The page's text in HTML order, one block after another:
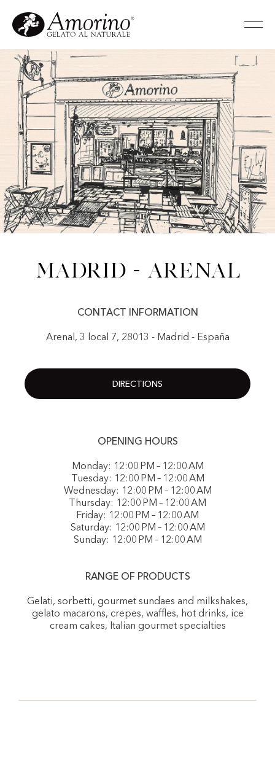
Madrid - Arenal
CONTACT INFORMATION
Arenal, 3 local 7, 28013 - Madrid - España
DIRECTIONS
OPENING HOURS
Monday: 12:00 PM – 12:00 AM
Tuesday: 12:00 PM – 12:00 AM
Wednesday: 12:00 PM – 12:00 AM
Thursday: 12:00 PM – 12:00 AM
Friday: 12:00 PM – 12:00 AM
Saturday: 12:00 PM – 12:00 AM
Sunday: 12:00 PM – 12:00 AM
RANGE OF PRODUCTS
Gelati, sorbetti, gourmet sundaes and milkshakes,
gelato macarons, crepes, waffles, hot drinks, ice
cream cakes, Italian gourmet specialties